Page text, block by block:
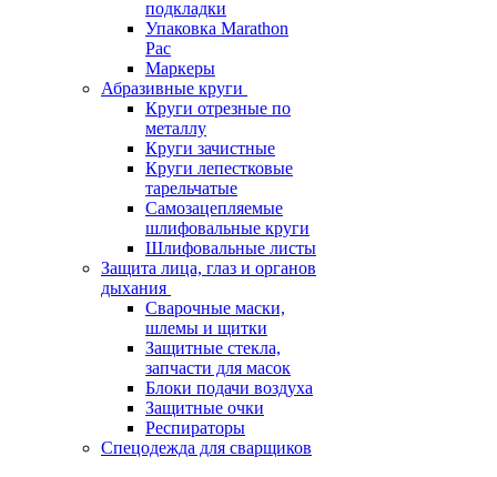
подкладки
Упаковка Marathon
Pac
Маркеры
Абразивные круги
Круги отрезные по
металлу
Круги зачистные
Круги лепестковые
тарельчатые
Самозацепляемые
шлифовальные круги
Шлифовальные листы
Защита лица, глаз и органов
дыхания
Сварочные маски,
шлемы и щитки
Защитные стекла,
запчасти для масок
Блоки подачи воздуха
Защитные очки
Респираторы
Спецодежда для сварщиков